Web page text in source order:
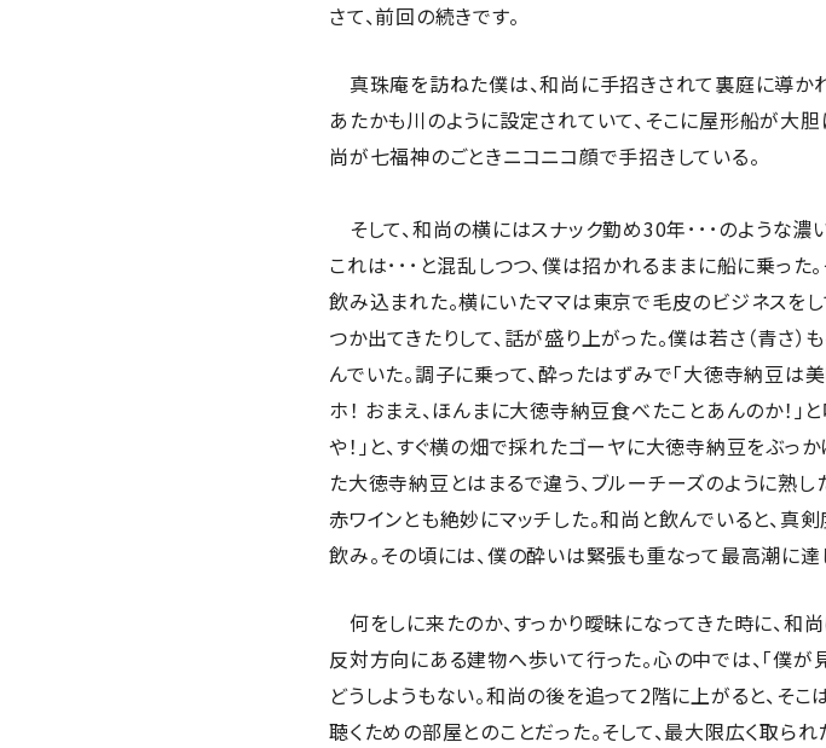
さて、前回の続きです。
真珠庵を訪ねた僕は、和尚に手招きされて裏庭に導か
あたかも川のように設定されていて、そこに屋形船が大
尚が七福神のごときニコニコ顔で手招きしている。
そして、和尚の横にはスナック勤め30年･･･のような濃
これは･･･と混乱しつつ、僕は招かれるままに船に乗った
飲み込まれた。横にいたママは東京で毛皮のビジネスを
つか出てきたりして、話が盛り上がった。僕は若さ（青さ
んでいた。調子に乗って、酔ったはずみで「大徳寺納豆は
ホ！ おまえ、ほんまに大徳寺納豆食べたことあんのか！」
や！」と、すぐ横の畑で採れたゴーヤに大徳寺納豆をぶっ
た大徳寺納豆とはまるで違う、ブルーチーズのように熟
赤ワインとも絶妙にマッチした。和尚と飲んでいると、真
飲み。その頃には、僕の酔いは緊張も重なって最高潮に達
何をしに来たのか、すっかり曖昧になってきた時に、和
反対方向にある建物へ歩いて行った。心の中では、「僕が
どうしようもない。和尚の後を追って2階に上がると、そ
聴くための部屋とのことだった。そして、最大限広く取ら